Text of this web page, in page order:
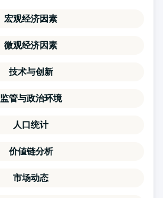
宏观经济因素
微观经济因素
技术与创新
监管与政治环境
人口统计
价値链分析
市场动态